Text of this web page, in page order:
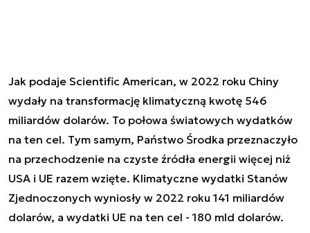
Jak podaje Scientific American, w 2022 roku Chiny
wydały na transformację klimatyczną kwotę 546
miliardów dolarów. To połowa światowych wydatków
na ten cel. Tym samym, Państwo Środka przeznaczyło
na przechodzenie na czyste źródła energii więcej niż
USA i UE razem wzięte. Klimatyczne wydatki Stanów
Zjednoczonych wyniosły w 2022 roku 141 miliardów
dolarów, a wydatki UE na ten cel - 180 mld dolarów.